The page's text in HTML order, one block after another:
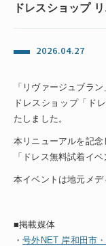
ドレスショップ
2026.04.27
「リヴァージュブラ
ドレスショップ「ド
たしました。
本リニューアルを記
「ドレス無料試着イ
本イベントは地元メデ
■掲載媒体
・号外NET 岸和田市